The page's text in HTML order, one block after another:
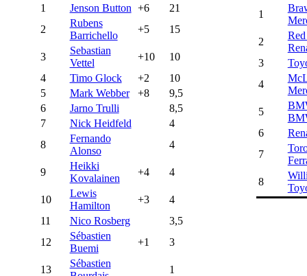
1
Jenson Button +6
21
2
Rubens
Barrichello
+5 15
3
Sebastian
Vettel
+10
10
4
Timo Glock +2
10
5
Mark Webber +8
9,5
6
Jarno Trulli
8,5
7
Nick Heidfeld
4
8
Fernando
Alonso
4
9
Heikki
Kovalainen
+4 4
10
Lewis
Hamilton
+3
4
11
Nico Rosberg
3,5
12
Sébastien
Buemi
+1 3
13
Sébastien
1
1
2
3
4
5
6
7
8